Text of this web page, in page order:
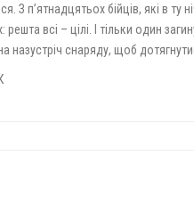
З п’ятнадцятьох бійців, які в
всі – цілі. І тільки один
назустріч снаряду, щоб